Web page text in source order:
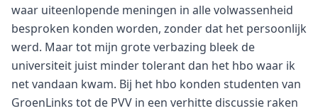
waar uiteenlopende meningen in alle volwassenheid
besproken konden worden, zonder dat het persoonlijk
werd. Maar tot mijn grote verbazing bleek de
universiteit juist minder tolerant dan het hbo waar ik
net vandaan kwam. Bij het hbo konden studenten van
GroenLinks tot de PVV in een verhitte discussie raken